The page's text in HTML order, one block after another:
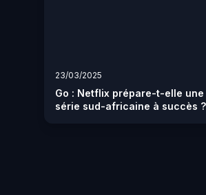
23/03/2025
Go : Netflix prépare-t-elle
série sud-africaine à succès ?